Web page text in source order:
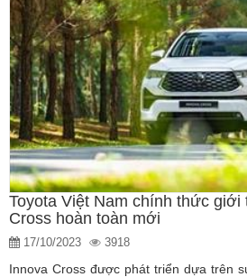
Toyota Việt Nam chính thức giới
Cross hoàn toàn mới
17/10/2023 3918
Innova Cross được phát triển dựa trên